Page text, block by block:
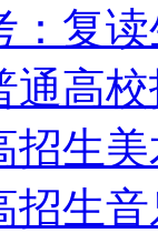
：复
通高
招生
招生